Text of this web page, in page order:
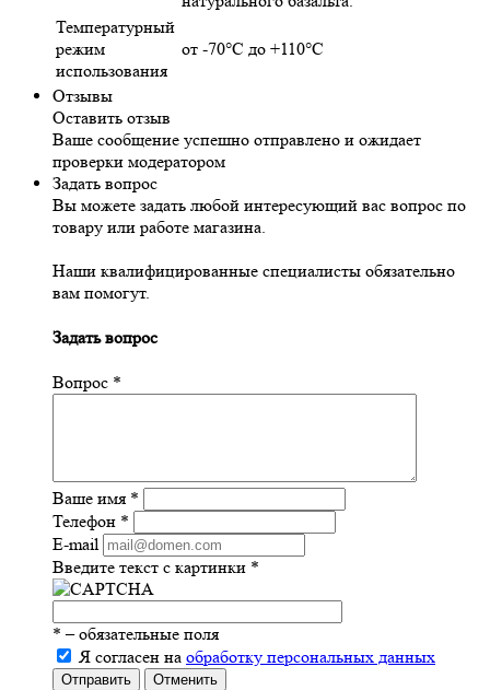
Температурный
режим
использования
от -70°С до +110°С
Отзывы
Оставить отзыв
Ваше сообщение успешно отправлено и ожидает
проверки модератором
Задать вопрос
Вы можете задать любой интересующий вас вопрос по
товару или работе магазина.
Наши квалифицированные специалисты обязательно
вам помогут.
Задать вопрос
Вопрос *
Ваше имя *
Телефон *
E-mail
Введите текст с картинки *
* – обязательные поля
Я согласен на обработку персональных данных
Отправить Отменить